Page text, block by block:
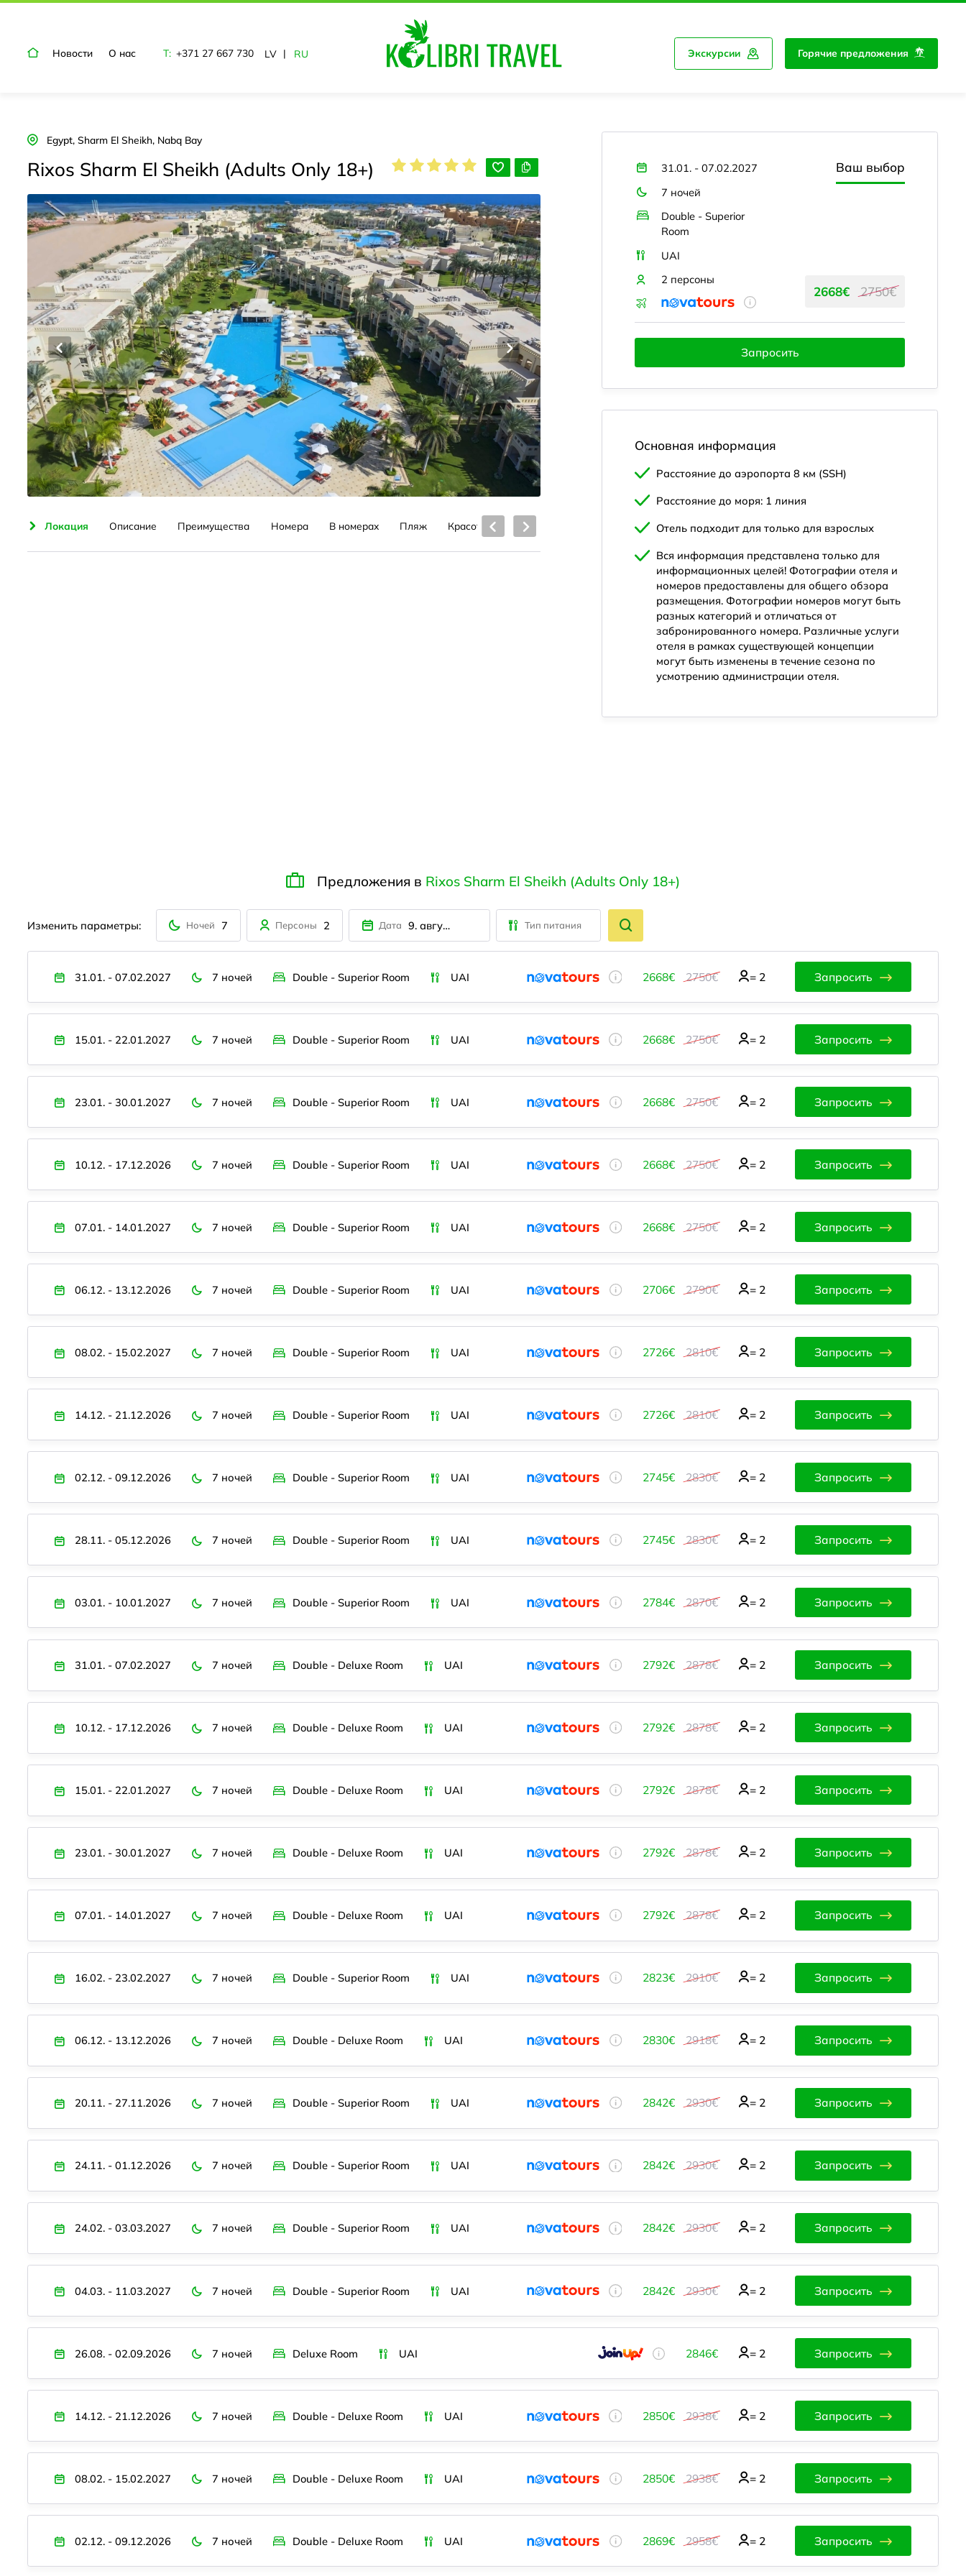
Новости О нас T: +371 27 667 730 LV RU Экскурсии Горячие предложения
Egypt, Sharm El Sheikh, Nabq Bay
Rixos Sharm El Sheikh (Adults Only 18+)
Локация Описание Преимущества Номера В номерах Пляж Красота и здоровье Бассейны Услуги отеля Спорт и развлечения
31.01. - 07.02.2027
7 ночей
Double - Superior
Room
UAI
2 персоны
Ваш выбор
2668€ 2750€
Запросить
Основная информация
Расстояние до аэропорта 8 км (SSH)
Расстояние до моря: 1 линия
Отель подходит для только для взрослых
Вся информация представлена только для
информационных целей! Фотографии отеля и
номеров предоставлены для общего обзора
размещения. Фотографии номеров могут быть
разных категорий и отличаться от
забронированного номера. Различные услуги
отеля в рамках существующей концепции
могут быть изменены в течение сезона по
усмотрению администрации отеля.
Предложения в Rixos Sharm El Sheikh (Adults Only 18+)
Изменить параметры: Ночей 7 Персоны 2 Дата 9. августа Тип питания
31.01. - 07.02.2027 7 ночей Double - Superior Room UAI 2668€ 2750€ = 2 Запросить
15.01. - 22.01.2027 7 ночей Double - Superior Room UAI 2668€ 2750€ = 2 Запросить
23.01. - 30.01.2027 7 ночей Double - Superior Room UAI 2668€ 2750€ = 2 Запросить
10.12. - 17.12.2026 7 ночей Double - Superior Room UAI 2668€ 2750€ = 2 Запросить
07.01. - 14.01.2027 7 ночей Double - Superior Room UAI 2668€ 2750€ = 2 Запросить
06.12. - 13.12.2026 7 ночей Double - Superior Room UAI 2706€ 2790€ = 2 Запросить
08.02. - 15.02.2027 7 ночей Double - Superior Room UAI 2726€ 2810€ = 2 Запросить
14.12. - 21.12.2026 7 ночей Double - Superior Room UAI 2726€ 2810€ = 2 Запросить
02.12. - 09.12.2026 7 ночей Double - Superior Room UAI 2745€ 2830€ = 2 Запросить
28.11. - 05.12.2026 7 ночей Double - Superior Room UAI 2745€ 2830€ = 2 Запросить
03.01. - 10.01.2027 7 ночей Double - Superior Room UAI 2784€ 2870€ = 2 Запросить
31.01. - 07.02.2027 7 ночей Double - Deluxe Room UAI 2792€ 2878€ = 2 Запросить
10.12. - 17.12.2026 7 ночей Double - Deluxe Room UAI 2792€ 2878€ = 2 Запросить
15.01. - 22.01.2027 7 ночей Double - Deluxe Room UAI 2792€ 2878€ = 2 Запросить
23.01. - 30.01.2027 7 ночей Double - Deluxe Room UAI 2792€ 2878€ = 2 Запросить
07.01. - 14.01.2027 7 ночей Double - Deluxe Room UAI 2792€ 2878€ = 2 Запросить
16.02. - 23.02.2027 7 ночей Double - Superior Room UAI 2823€ 2910€ = 2 Запросить
06.12. - 13.12.2026 7 ночей Double - Deluxe Room UAI 2830€ 2918€ = 2 Запросить
20.11. - 27.11.2026 7 ночей Double - Superior Room UAI 2842€ 2930€ = 2 Запросить
24.11. - 01.12.2026 7 ночей Double - Superior Room UAI 2842€ 2930€ = 2 Запросить
24.02. - 03.03.2027 7 ночей Double - Superior Room UAI 2842€ 2930€ = 2 Запросить
04.03. - 11.03.2027 7 ночей Double - Superior Room UAI 2842€ 2930€ = 2 Запросить
26.08. - 02.09.2026 7 ночей Deluxe Room UAI 2846€ = 2 Запросить
14.12. - 21.12.2026 7 ночей Double - Deluxe Room UAI 2850€ 2938€ = 2 Запросить
08.02. - 15.02.2027 7 ночей Double - Deluxe Room UAI 2850€ 2938€ = 2 Запросить
02.12. - 09.12.2026 7 ночей Double - Deluxe Room UAI 2869€ 2958€ = 2 Запросить